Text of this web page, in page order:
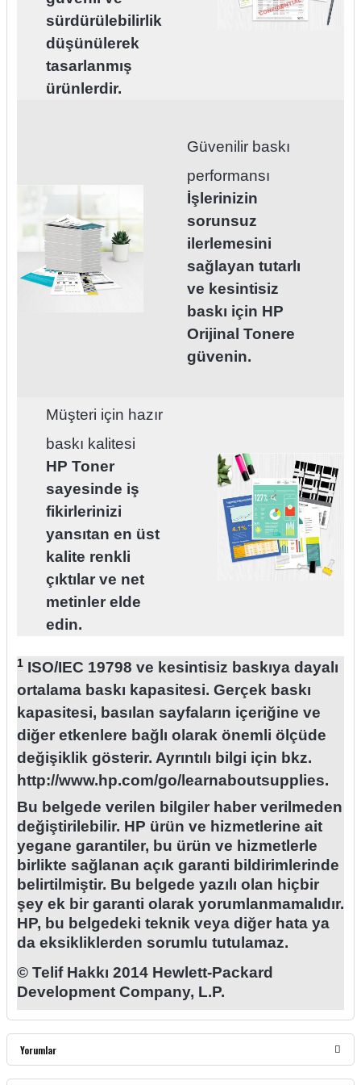
sürdürülebilirlik
düşünülerek
tasarlanmış
ürünlerdir.
Güvenilir baskı
performansı
İşlerinizin
sorunsuz
ilerlemesini
sağlayan tutarlı
ve kesintisiz
baskı için HP
Orijinal Tonere
güvenin.
Müşteri için hazır
baskı kalitesi
HP Toner
sayesinde iş
fikirlerinizi
yansıtan en üst
kalite renkli
çıktılar ve net
metinler elde
edin.
1 ISO/IEC 19798 ve kesintisiz baskıya dayalı
ortalama baskı kapasitesi. Gerçek baskı
kapasitesi, basılan sayfaların içeriğine ve
diğer etkenlere bağlı olarak önemli ölçüde
değişiklik gösterir. Ayrıntılı bilgi için bkz.
http://www.hp.com/go/learnaboutsupplies.
Bu belgede verilen bilgiler haber verilmeden
değiştirilebilir. HP ürün ve hizmetlerine ait
yegane garantiler, bu ürün ve hizmetlerle
birlikte sağlanan açık garanti bildirimlerinde
belirtilmiştir. Bu belgede yazılı olan hiçbir
şey ek bir garanti olarak yorumlanmamalıdır.
HP, bu belgedeki teknik veya diğer hata ya
da eksikliklerden sorumlu tutulamaz.
© Telif Hakkı 2014 Hewlett-Packard
Development Company, L.P.
Yorumlar